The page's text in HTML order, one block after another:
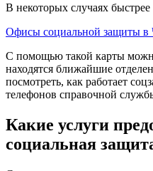
В некоторых случаях
Офисы социальной защиты в
С помощью такой карты
находятся ближайшие
посмотреть, как работает
телефонов справочной
Какие услуги
социальная